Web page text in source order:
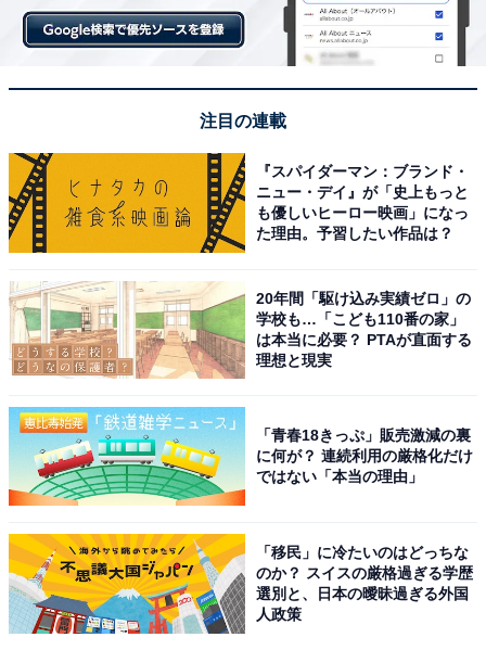
族連れから一人客までリラックスできる環境が整っ
ています。
アクセス・料金情報は？ 泊まれる？
アクセス
所在地：神奈川県相模原市緑区若柳1634
アクセス：JR中央本線相模湖駅から三ケ木行きバスで約
注目の連載
『スパイダーマン：ブランド・
ニュー・デイ』が「史上もっと
も優しいヒーロー映画」になっ
た理由。予習したい作品は？
20年間「駆け込み実績ゼロ」の
学校も…「こども110番の家」
は本当に必要？ PTAが直面する
理想と現実
「青春18きっぷ」販売激減の裏
に何が？ 連続利用の厳格化だけ
ではない「本当の理由」
「移民」に冷たいのはどっちな
のか？ スイスの厳格過ぎる学歴
選別と、日本の曖昧過ぎる外国
人政策